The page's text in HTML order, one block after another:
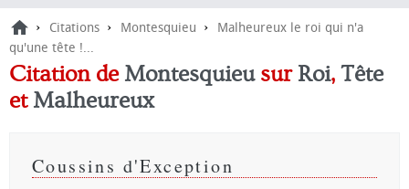
› Citations › Montesquieu ›
Malheureux le roi qui n'a
qu'une tête !...
Citation de Montesquieusur Roi, Tête
et Malheureux
Coussins d'Exception